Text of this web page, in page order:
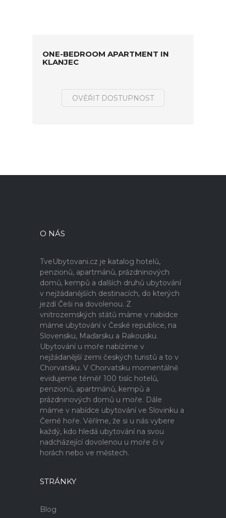
ONE-BEDROOM APARTMENT IN
KLANJEC
OVĚŘIT DOSTUPNOST
O NÁS
TveUbytovani.cz je katalog hotelů,
penzionů, apartmánů, prázdninových
domů, kempů a dalších druhů ubytování
v nejžádanějších destinacích, do kterých
jezdí Češi na dovolenou. Z
vnitrozemských států máme v nabídce
máme ubytování v České republice, na
Slovensku, Maďarsku a Rakousku.
Ubytování u moře nabízíme v
nejžádanější zemi českých turistů a to v
Chorvatsku. V Chorvatsku momentálně
evidujeme téměř 100 tisíc hotelů,
penzionů, apartmánů, kempů a
prázdninových domů u moře. Dále
máme v nabídce ubytování ve Slovinku a
Černé hoře. Věříme, že si u nás vybere
každý, kdo hledá ubytování na svou
nadcházející dovolenou u moře či v
horách nebo ve městech.
STRÁNKY
Blog